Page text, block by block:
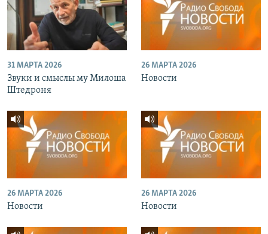
31 МАРТА 2026
Звуки и смыслы му Милоша
Штедроня
26 МАРТА 2026
Новости
26 МАРТА 2026
Новости
26 МАРТА 2026
Новости